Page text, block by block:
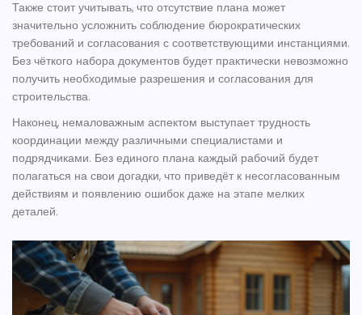
Также стоит учитывать, что отсутствие плана может
значительно усложнить соблюдение бюрократических
требований и согласования с соответствующими инстанциями.
Без чёткого набора документов будет практически невозможно
получить необходимые разрешения и согласования для
строительства.
Наконец, немаловажным аспектом выступает трудность
координации между различными специалистами и
подрядчиками. Без единого плана каждый рабочий будет
полагаться на свои догадки, что приведёт к несогласованным
действиям и появлению ошибок даже на этапе мелких
деталей.